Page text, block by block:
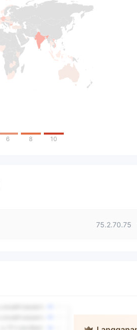
6 8 10
75.2.70.75